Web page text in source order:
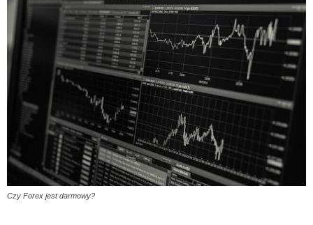
Czy Forex jest darmowy?